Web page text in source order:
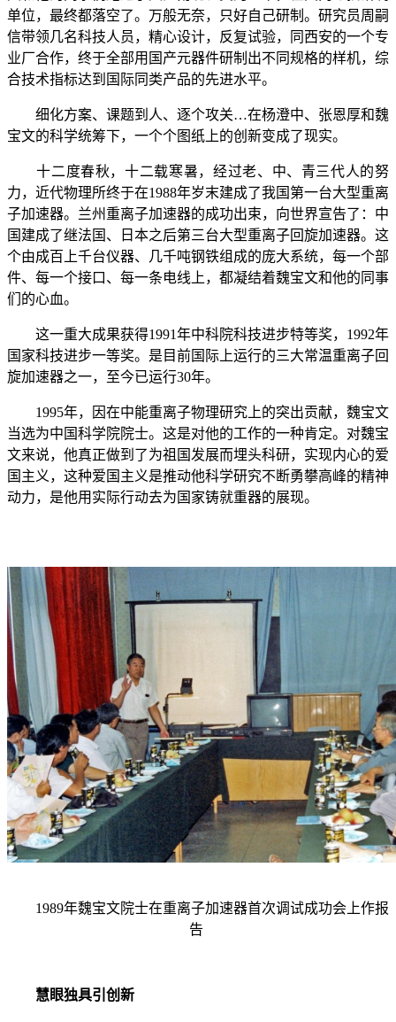
单位，最终都落空了。万般无奈，只好自己研制。研究员周嗣
信带领几名科技人员，精心设计，反复试验，同西安的一个专
业厂合作，终于全部用国产元器件研制出不同规格的样机，综
合技术指标达到国际同类产品的先进水平。
细化方案、课题到人、逐个攻关…在杨澄中、张恩厚和魏
宝文的科学统筹下，一个个图纸上的创新变成了现实。
十二度春秋，十二载寒暑，经过老、中、青三代人的努
力，近代物理所终于在1988年岁末建成了我国第一台大型重离
子加速器。兰州重离子加速器的成功出束，向世界宣告了：中
国建成了继法国、日本之后第三台大型重离子回旋加速器。这
个由成百上千台仪器、几千吨钢铁组成的庞大系统，每一个部
件、每一个接口、每一条电线上，都凝结着魏宝文和他的同事
们的心血。
这一重大成果获得1991年中科院科技进步特等奖， 1992年
国家科技进步一等奖。是目前国际上运行的三大常温重离子回
旋加速器之一，至今已运行30年。
1995年，因在中能重离子物理研究上的突出贡献，魏宝文
当选为中国科学院院士。这是对他的工作的一种肯定。对魏宝
文来说，他真正做到了为祖国发展而埋头科研，实现内心的爱
国主义，这种爱国主义是推动他科学研究不断勇攀高峰的精神
动力，是他用实际行动去为国家铸就重器的展现。
1989年魏宝文院士在重离子加速器首次调试成功会上作报
告
慧眼独具引创新